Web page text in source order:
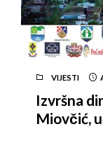
VIJESTI
Izvršna
Miovčić,